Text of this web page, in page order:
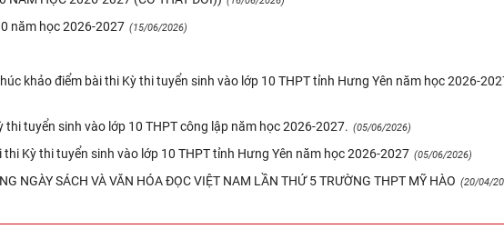
năm học 2026-2027 (15/06/2026)
khảo điểm bài thi Kỳ thi tuyển sinh vào lớp 10 THPT tỉnh Hưng Yên năm học 2026-
tuyển sinh vào lớp 10 THPT công lập năm học 2026-2027. (05/06/2026)
Kỳ thi tuyển sinh vào lớp 10 THPT tỉnh Hưng Yên năm học 2026-2027 (05/06/2026)
NGÀY SÁCH VÀ VĂN HÓA ĐỌC VIỆT NAM LẦN THỨ 5 TRƯỜNG THPT MỸ HÀO (20/04/